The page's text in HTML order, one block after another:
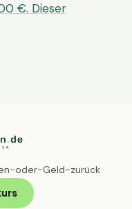
€. Dieser
oder-Geld-zurück